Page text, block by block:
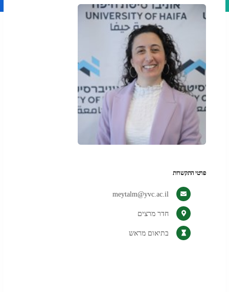
פרטי התקשרות
meytalm@yvc.ac.il
חדר מרצים
בתיאום מראש